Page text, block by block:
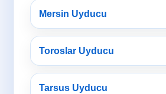
Mersin Uyducu
Toroslar Uyducu
Tarsus Uyducu